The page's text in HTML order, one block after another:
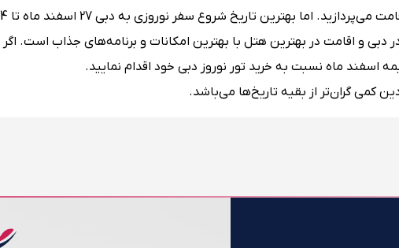
حتی در حومه شهر قرار گرفته شده باشد، هزینه پایین‌تری برای اقامت می‌‌پردازید. اما بهترین تاریخ شروع سفر نوروزی به دبی 27 اسفند ماه تا 4
دبی و اقامت در بهترین هتل با بهترین امکانات و برنامه‌های جذاب است. اگر
اسفند ماه نسبت به خرید تور نوروز دبی خود اقدام نمایید.